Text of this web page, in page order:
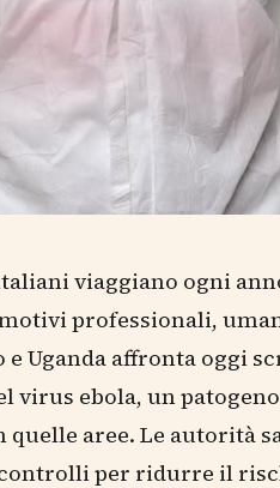
viaggiano ogni
professionali,
e Uganda affronta oggi
virus ebola, un
quelle aree. Le autorità
per ridurre il